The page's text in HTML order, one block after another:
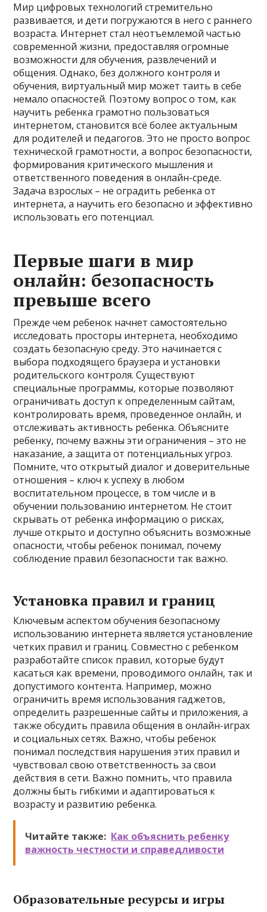
Мир цифровых технологий стремительно
развивается, и дети погружаются в него с раннего
возраста. Интернет стал неотъемлемой частью
современной жизни, предоставляя огромные
возможности для обучения, развлечений и
общения. Однако, без должного контроля и
обучения, виртуальный мир может таить в себе
немало опасностей. Поэтому вопрос о том, как
научить ребенка грамотно пользоваться
интернетом, становится всё более актуальным
для родителей и педагогов. Это не просто вопрос
технической грамотности, а вопрос безопасности,
формирования критического мышления и
ответственного поведения в онлайн-среде.
Задача взрослых – не оградить ребенка от
интернета, а научить его безопасно и эффективно
использовать его потенциал.
Первые шаги в мир
онлайн: безопасность
превыше всего
Прежде чем ребенок начнет самостоятельно
исследовать просторы интернета, необходимо
создать безопасную среду. Это начинается с
выбора подходящего браузера и установки
родительского контроля. Существуют
специальные программы, которые позволяют
ограничивать доступ к определенным сайтам,
контролировать время, проведенное онлайн, и
отслеживать активность ребенка. Объясните
ребенку, почему важны эти ограничения – это не
наказание, а защита от потенциальных угроз.
Помните, что открытый диалог и доверительные
отношения – ключ к успеху в любом
воспитательном процессе, в том числе и в
обучении пользованию интернетом. Не стоит
скрывать от ребенка информацию о рисках,
лучше открыто и доступно объяснить возможные
опасности, чтобы ребенок понимал, почему
соблюдение правил безопасности так важно.
Установка правил и границ
Ключевым аспектом обучения безопасному
использованию интернета является установление
четких правил и границ. Совместно с ребенком
разработайте список правил, которые будут
касаться как времени, проводимого онлайн, так и
допустимого контента. Например, можно
ограничить время использования гаджетов,
определить разрешенные сайты и приложения, а
также обсудить правила общения в онлайн-играх
и социальных сетях. Важно, чтобы ребенок
понимал последствия нарушения этих правил и
чувствовал свою ответственность за свои
действия в сети. Важно помнить, что правила
должны быть гибкими и адаптироваться к
возрасту и развитию ребенка.
Читайте также: Как объяснить ребенку
важность честности и справедливости
Образовательные ресурсы и игры